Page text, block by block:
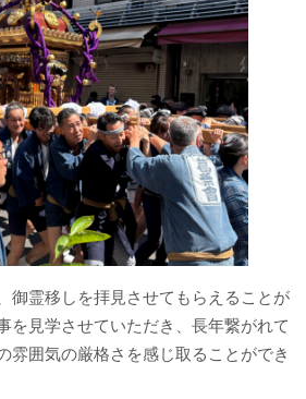
御霊移しを拝見させてもらえることが
を見学させていただき、長年繋がれて
雰囲気の厳格さを感じ取ることができ